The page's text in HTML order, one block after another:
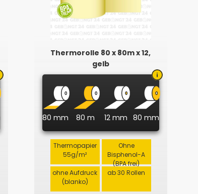
Thermorolle 80 x 80m x 12,
gelb
80 mm 80 m 12 mm 80 mm
Thermopapier
55g/m²
Ohne
Bisphenol-A
(BPA frei)
ohne Aufdruck
(blanko)
ab 30 Rollen